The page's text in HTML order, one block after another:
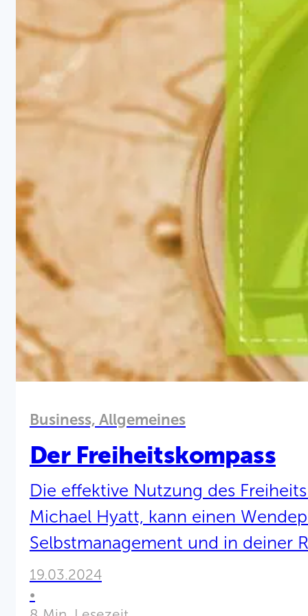
Business, Allgemeines
Der Freiheitskompass
Die effektive Nutzung des
Michael Hyatt, kann einen
Selbstmanagement und in deiner
markieren. Er bietet dir und
die Arbeit nicht nur produktiver,
19.03.2024
•